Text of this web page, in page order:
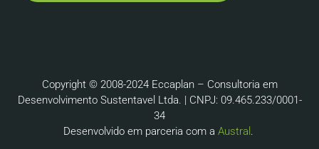
Copyright © 2008-2024 Eccaplan – Consultoria em
Desenvolvimento Sustentavel Ltda. | CNPJ: 09.465.233/0001-
34
Desenvolvido em parceria com a Austral .